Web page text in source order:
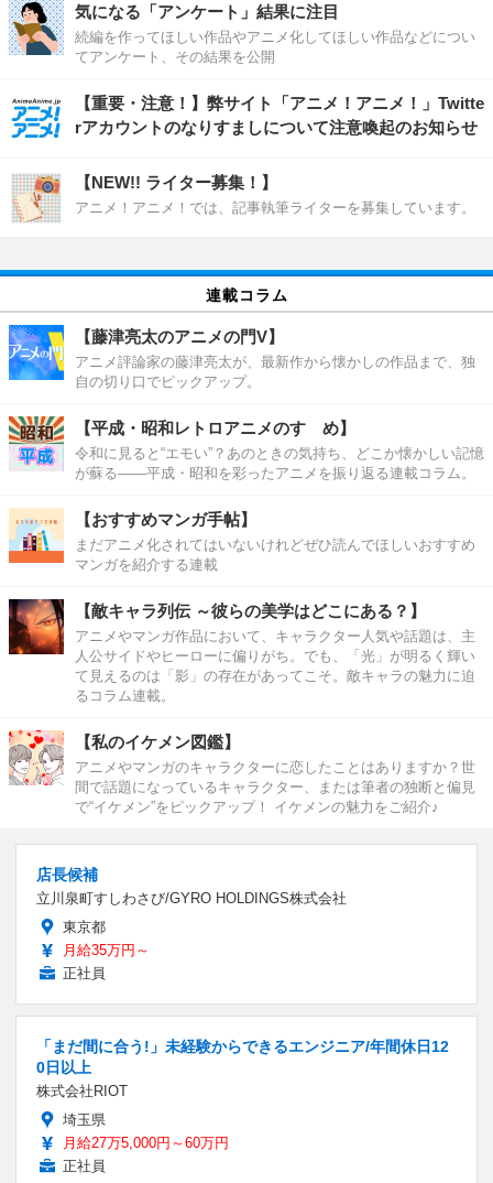
気になる「アンケート」結果に注目
続編を作ってほしい作品やアニメ化してほしい作品などについ
てアンケート、その結果を公開
【重要・注意！】弊サイト「アニメ！アニメ！」Twitte
rアカウントのなりすましについて注意喚起のお知らせ
【NEW!! ライター募集！】
アニメ！アニメ！では、記事執筆ライターを募集しています。
連載コラム
【藤津亮太のアニメの門V】
アニメ評論家の藤津亮太が、最新作から懐かしの作品まで、独
自の切り口でピックアップ。
【平成・昭和レトロアニメのすゝめ】
令和に見ると“エモい”？あのときの気持ち、どこか懐かしい記憶
が蘇る――平成・昭和を彩ったアニメを振り返る連載コラム。
【おすすめマンガ手帖】
まだアニメ化されてはいないけれどぜひ読んでほしいおすすめ
マンガを紹介する連載
【敵キャラ列伝 ～彼らの美学はどこにある？】
アニメやマンガ作品において、キャラクター人気や話題は、主
人公サイドやヒーローに偏りがち。でも、「光」が明るく輝い
て見えるのは「影」の存在があってこそ。敵キャラの魅力に迫
るコラム連載。
【私のイケメン図鑑】
アニメやマンガのキャラクターに恋したことはありますか？世
間で話題になっているキャラクター、または筆者の独断と偏見
で“イケメン”をピックアップ！ イケメンの魅力をご紹介♪
店長候補
立川泉町すしわさび/GYRO HOLDINGS株式会社
東京都
月給35万円～
正社員
「まだ間に合う!」未経験からできるエンジニア/年間休日12
0日以上
株式会社RIOT
埼玉県
月給27万5,000円～60万円
正社員